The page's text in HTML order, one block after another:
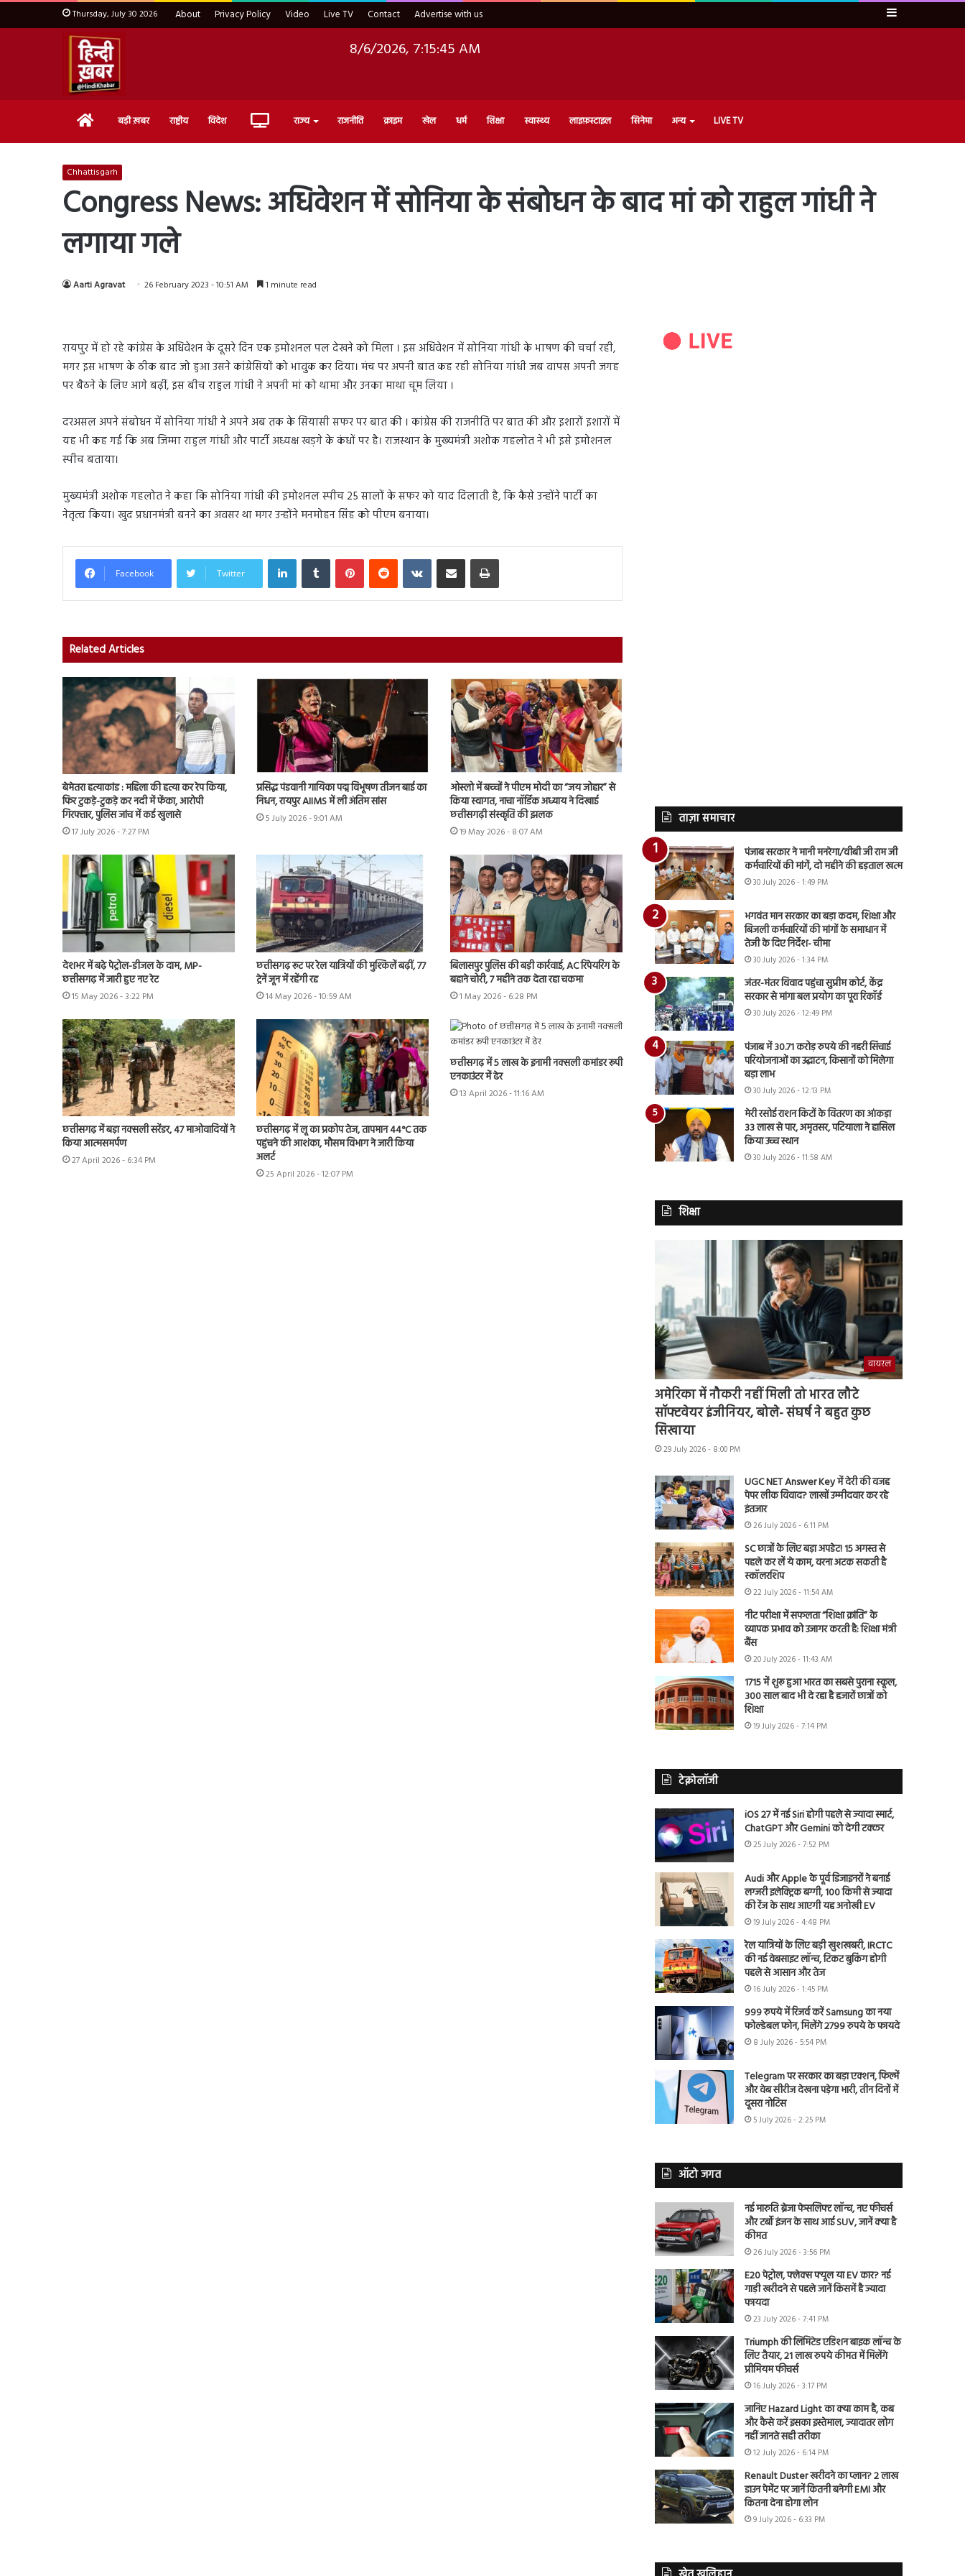
Thursday, July 30 2026 About Privacy Policy Video Live TV Contact Advertise with us Sidebar
8/6/2026, 7:15:46 AM
Home बड़ी ख़बर राष्ट्रीय विदेश Live राज्य राजनीति क्राइम खेल धर्म शिक्षा स्वास्थ्य लाइफ़स्टाइल सिनेमा अन्य LIVE TV
Chhattisgarh
Congress News: अधिवेशन में सोनिया के संबोधन के बाद मां को राहुल गांधी ने
लगाया गले
Aarti Agravat 26 February 2023 - 10:51 AM 1 minute read
रायपुर में हो रहे कांग्रेस के अधिवेशन के दूसरे दिन एक इमोशनल पल देखने को मिला । इस अधिवेशन में सोनिया गांधी के भाषण की चर्चा रही,
मगर इस भाषण के ठीक बाद जो हुआ उसने कांग्रेसियों को भावुक कर दिया। मंच पर अपनी बात कह रही सोनिया गांधी जब वापस अपनी जगह
पर बैठने के लिए आगे बढ़ीं, इस बीच राहुल गांधी ने अपनी मां को थामा और उनका माथा चूम लिया ।
दरअसल अपने संबोधन में सोनिया गांधी ने अपने अब तक के सियासी सफर पर बात की । कांग्रेस की राजनीति पर बात की और इशारों इशारों में
यह भी कह गई कि अब जिम्मा राहुल गांधी और पार्टी अध्यक्ष खड़गे के कंधों पर है। राजस्थान के मुख्यमंत्री अशोक गहलोत ने भी इसे इमोशनल
स्पीच बताया।
मुख्यमंत्री अशोक गहलोत ने कहा कि सोनिया गांधी की इमोशनल स्पीच 25 सालों के सफर को याद दिलाती है, कि कैसे उन्होंने पार्टी का
नेतृत्व किया। खुद प्रधानमंत्री बनने का अवसर था मगर उन्होंने मनमोहन सिंह को पीएम बनाया।
Facebook Twitter
LinkedInTumblr PinterestReddit VKontakteShare via Email Print
Related Articles
बेमेतरा हत्याकांड : महिला की हत्या कर रेप किया,
फिर टुकड़े-टुकड़े कर नदी में फेंका, आरोपी
गिरफ्तार, पुलिस जांच में कई खुलासे
17 July 2026 - 7:27 PM
प्रसिद्ध पंडवानी गायिका पद्म विभूषण तीजन बाई का
निधन, रायपुर AIIMS में ली अंतिम सांस
5 July 2026 - 9:01 AM
ओस्लो में बच्चों ने पीएम मोदी का “जय जोहार” से
किया स्वागत, नाचा नॉर्डिक अध्याय ने दिखाई
छत्तीसगढ़ी संस्कृति की झलक
19 May 2026 - 8:07 AM
देशभर में बढ़े पेट्रोल-डीजल के दाम, MP-
छत्तीसगढ़ में जारी हुए नए रेट
15 May 2026 - 3:22 PM
छत्तीसगढ़ रूट पर रेल यात्रियों की मुश्किलें बढ़ीं, 77
ट्रेनें जून में रहेंगी रद्द
14 May 2026 - 10:59 AM
बिलासपुर पुलिस की बड़ी कार्रवाई, AC रिपेयरिंग के
बहाने चोरी, 7 महीने तक देता रहा चकमा
1 May 2026 - 6:28 PM
छत्तीसगढ़ में बड़ा नक्सली सरेंडर, 47 माओवादियों ने
किया आत्मसमर्पण
27 April 2026 - 6:34 PM
छत्तीसगढ़ में लू का प्रकोप तेज, तापमान 44°C तक
पहुंचने की आशंका, मौसम विभाग ने जारी किया
अलर्ट
25 April 2026 - 12:07 PM
छत्तीसगढ़ में 5 लाख के इनामी नक्सली कमांडर रूपी
एनकाउंटर में ढेर
13 April 2026 - 11:16 AM
ताज़ा समाचार
पंजाब सरकार ने मानी मनरेगा/वीबी जी राम जी
कर्मचारियों की मांगें, दो महीने की हड़ताल खत्म
30 July 2026 - 1:49 PM
भगवंत मान सरकार का बड़ा कदम, शिक्षा और
बिजली कर्मचारियों की मांगों के समाधान में
तेजी के दिए निर्देश- चीमा
30 July 2026 - 1:34 PM
जंतर-मंतर विवाद पहुंचा सुप्रीम कोर्ट, केंद्र
सरकार से मांगा बल प्रयोग का पूरा रिकॉर्ड
30 July 2026 - 12:49 PM
पंजाब में 30.71 करोड़ रुपये की नहरी सिंचाई
परियोजनाओं का उद्घाटन, किसानों को मिलेगा
बड़ा लाभ
30 July 2026 - 12:13 PM
मेरी रसोई राशन किटों के वितरण का आंकड़ा
33 लाख से पार, अमृतसर, पटियाला ने हासिल
किया उच्च स्थान
30 July 2026 - 11:58 AM
शिक्षा
वायरल
अमेरिका में नौकरी नहीं मिली तो भारत लौटे
सॉफ्टवेयर इंजीनियर, बोले- संघर्ष ने बहुत कुछ
सिखाया
29 July 2026 - 8:00 PM
UGC NET Answer Key में देरी की वजह
पेपर लीक विवाद? लाखों उम्मीदवार कर रहे
इंतजार
26 July 2026 - 6:11 PM
SC छात्रों के लिए बड़ा अपडेट! 15 अगस्त से
पहले कर लें ये काम, वरना अटक सकती है
स्कॉलरशिप
22 July 2026 - 11:54 AM
नीट परीक्षा में सफलता “शिक्षा क्रांति” के
व्यापक प्रभाव को उजागर करती है: शिक्षा मंत्री
बैंस
20 July 2026 - 11:43 AM
1715 में शुरू हुआ भारत का सबसे पुराना स्कूल,
300 साल बाद भी दे रहा है हजारों छात्रों को
शिक्षा
19 July 2026 - 7:14 PM
टेक्नोलॉजी
iOS 27 में नई Siri होगी पहले से ज्यादा स्मार्ट,
ChatGPT और Gemini को देगी टक्कर
25 July 2026 - 7:52 PM
Audi और Apple के पूर्व डिजाइनरों ने बनाई
लग्जरी इलेक्ट्रिक बग्गी, 100 किमी से ज्यादा
की रेंज के साथ आएगी यह अनोखी EV
19 July 2026 - 4:48 PM
रेल यात्रियों के लिए बड़ी खुशखबरी, IRCTC
की नई वेबसाइट लॉन्च, टिकट बुकिंग होगी
पहले से आसान और तेज
16 July 2026 - 1:45 PM
999 रुपये में रिजर्व करें Samsung का नया
फोल्डेबल फोन, मिलेंगे 2799 रुपये के फायदे
8 July 2026 - 5:54 PM
Telegram पर सरकार का बड़ा एक्शन, फिल्में
और वेब सीरीज देखना पड़ेगा भारी, तीन दिनों में
दूसरा नोटिस
5 July 2026 - 2:25 PM
ऑटो जगत
नई मारुति ब्रेजा फेसलिफ्ट लॉन्च, नए फीचर्स
और टर्बो इंजन के साथ आई SUV, जानें क्या है
कीमत
26 July 2026 - 3:56 PM
E20 पेट्रोल, फ्लेक्स फ्यूल या EV कार? नई
गाड़ी खरीदने से पहले जानें किसमें है ज्यादा
फायदा
23 July 2026 - 7:41 PM
Triumph की लिमिटेड एडिशन बाइक लॉन्च के
लिए तैयार, 21 लाख रुपये कीमत में मिलेंगे
प्रीमियम फीचर्स
16 July 2026 - 3:17 PM
जानिए Hazard Light का क्या काम है, कब
और कैसे करें इसका इस्तेमाल, ज्यादातर लोग
नहीं जानते सही तरीका
12 July 2026 - 6:14 PM
Renault Duster खरीदने का प्लान? 2 लाख
डाउन पेमेंट पर जानें कितनी बनेगी EMI और
कितना देना होगा लोन
9 July 2026 - 6:33 PM